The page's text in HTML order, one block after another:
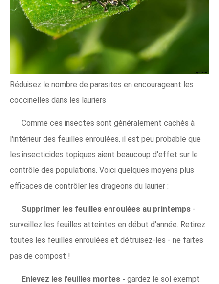
Réduisez le nombre de parasites en encourageant les
coccinelles dans les lauriers
Comme ces insectes sont généralement cachés à
l'intérieur des feuilles enroulées, il est peu probable que
les insecticides topiques aient beaucoup d'effet sur le
contrôle des populations. Voici quelques moyens plus
efficaces de contrôler les drageons du laurier :
Supprimer les feuilles enroulées au printemps -
surveillez les feuilles atteintes en début d'année. Retirez
toutes les feuilles enroulées et détruisez-les - ne faites
pas de compost !
Enlevez les feuilles mortes - gardez le sol exempt